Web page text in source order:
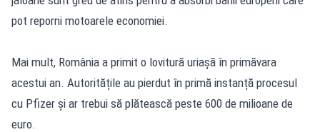
pot reporni motoarele economiei.
Mai mult, România a primit o lovitură uriașă în primăvara
acestui an. Autoritățile au pierdut în primă instanță procesul
cu Pfizer și ar trebui să plătească peste 600 de milioane de
euro.